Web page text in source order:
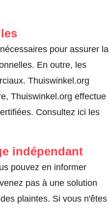
pour assurer la
En outre, les
Thuiswinkel.org
Thuiswinkel.org effectue
Consultez ici les
indépendant
pouvez en informer
pas à une solution
plaintes. Si vous n'êtes